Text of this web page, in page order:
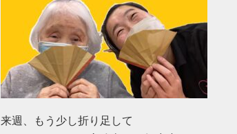
来週、もう少し折り足して